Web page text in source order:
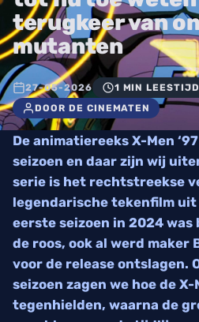
terugkeer van
mutanten
27-05-2026
1 MIN LEESTIJD
DOOR DE CINEMATEN
De animatiereeks X-Men
seizoen en daar zijn wij
serie is het rechtstreekse
legendarische tekenfilm uit
eerste seizoen in 2024 was
de roos, ook al werd maker
voor de release ontslagen.
seizoen zagen we hoe de
tegenhielden, waarna de